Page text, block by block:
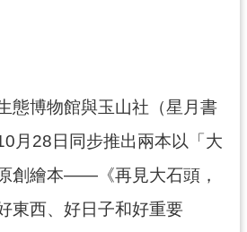
態博物館與玉山社（星月書
月28日同步推出兩本以「大
創繪本——《再見大石頭，
東西、好日子和好重要